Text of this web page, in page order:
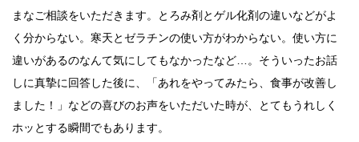
まなご相談をいただきます。とろみ剤とゲル化剤の違いなどがよ
く分からない。寒天とゼラチンの使い方がわからない。使い方に
違いがあるのなんて気にしてもなかったなど…。そういったお話
しに真摯に回答した後に、「あれをやってみたら、食事が改善し
ました！」などの喜びのお声をいただいた時が、とてもうれしく
ホッとする瞬間でもあります。